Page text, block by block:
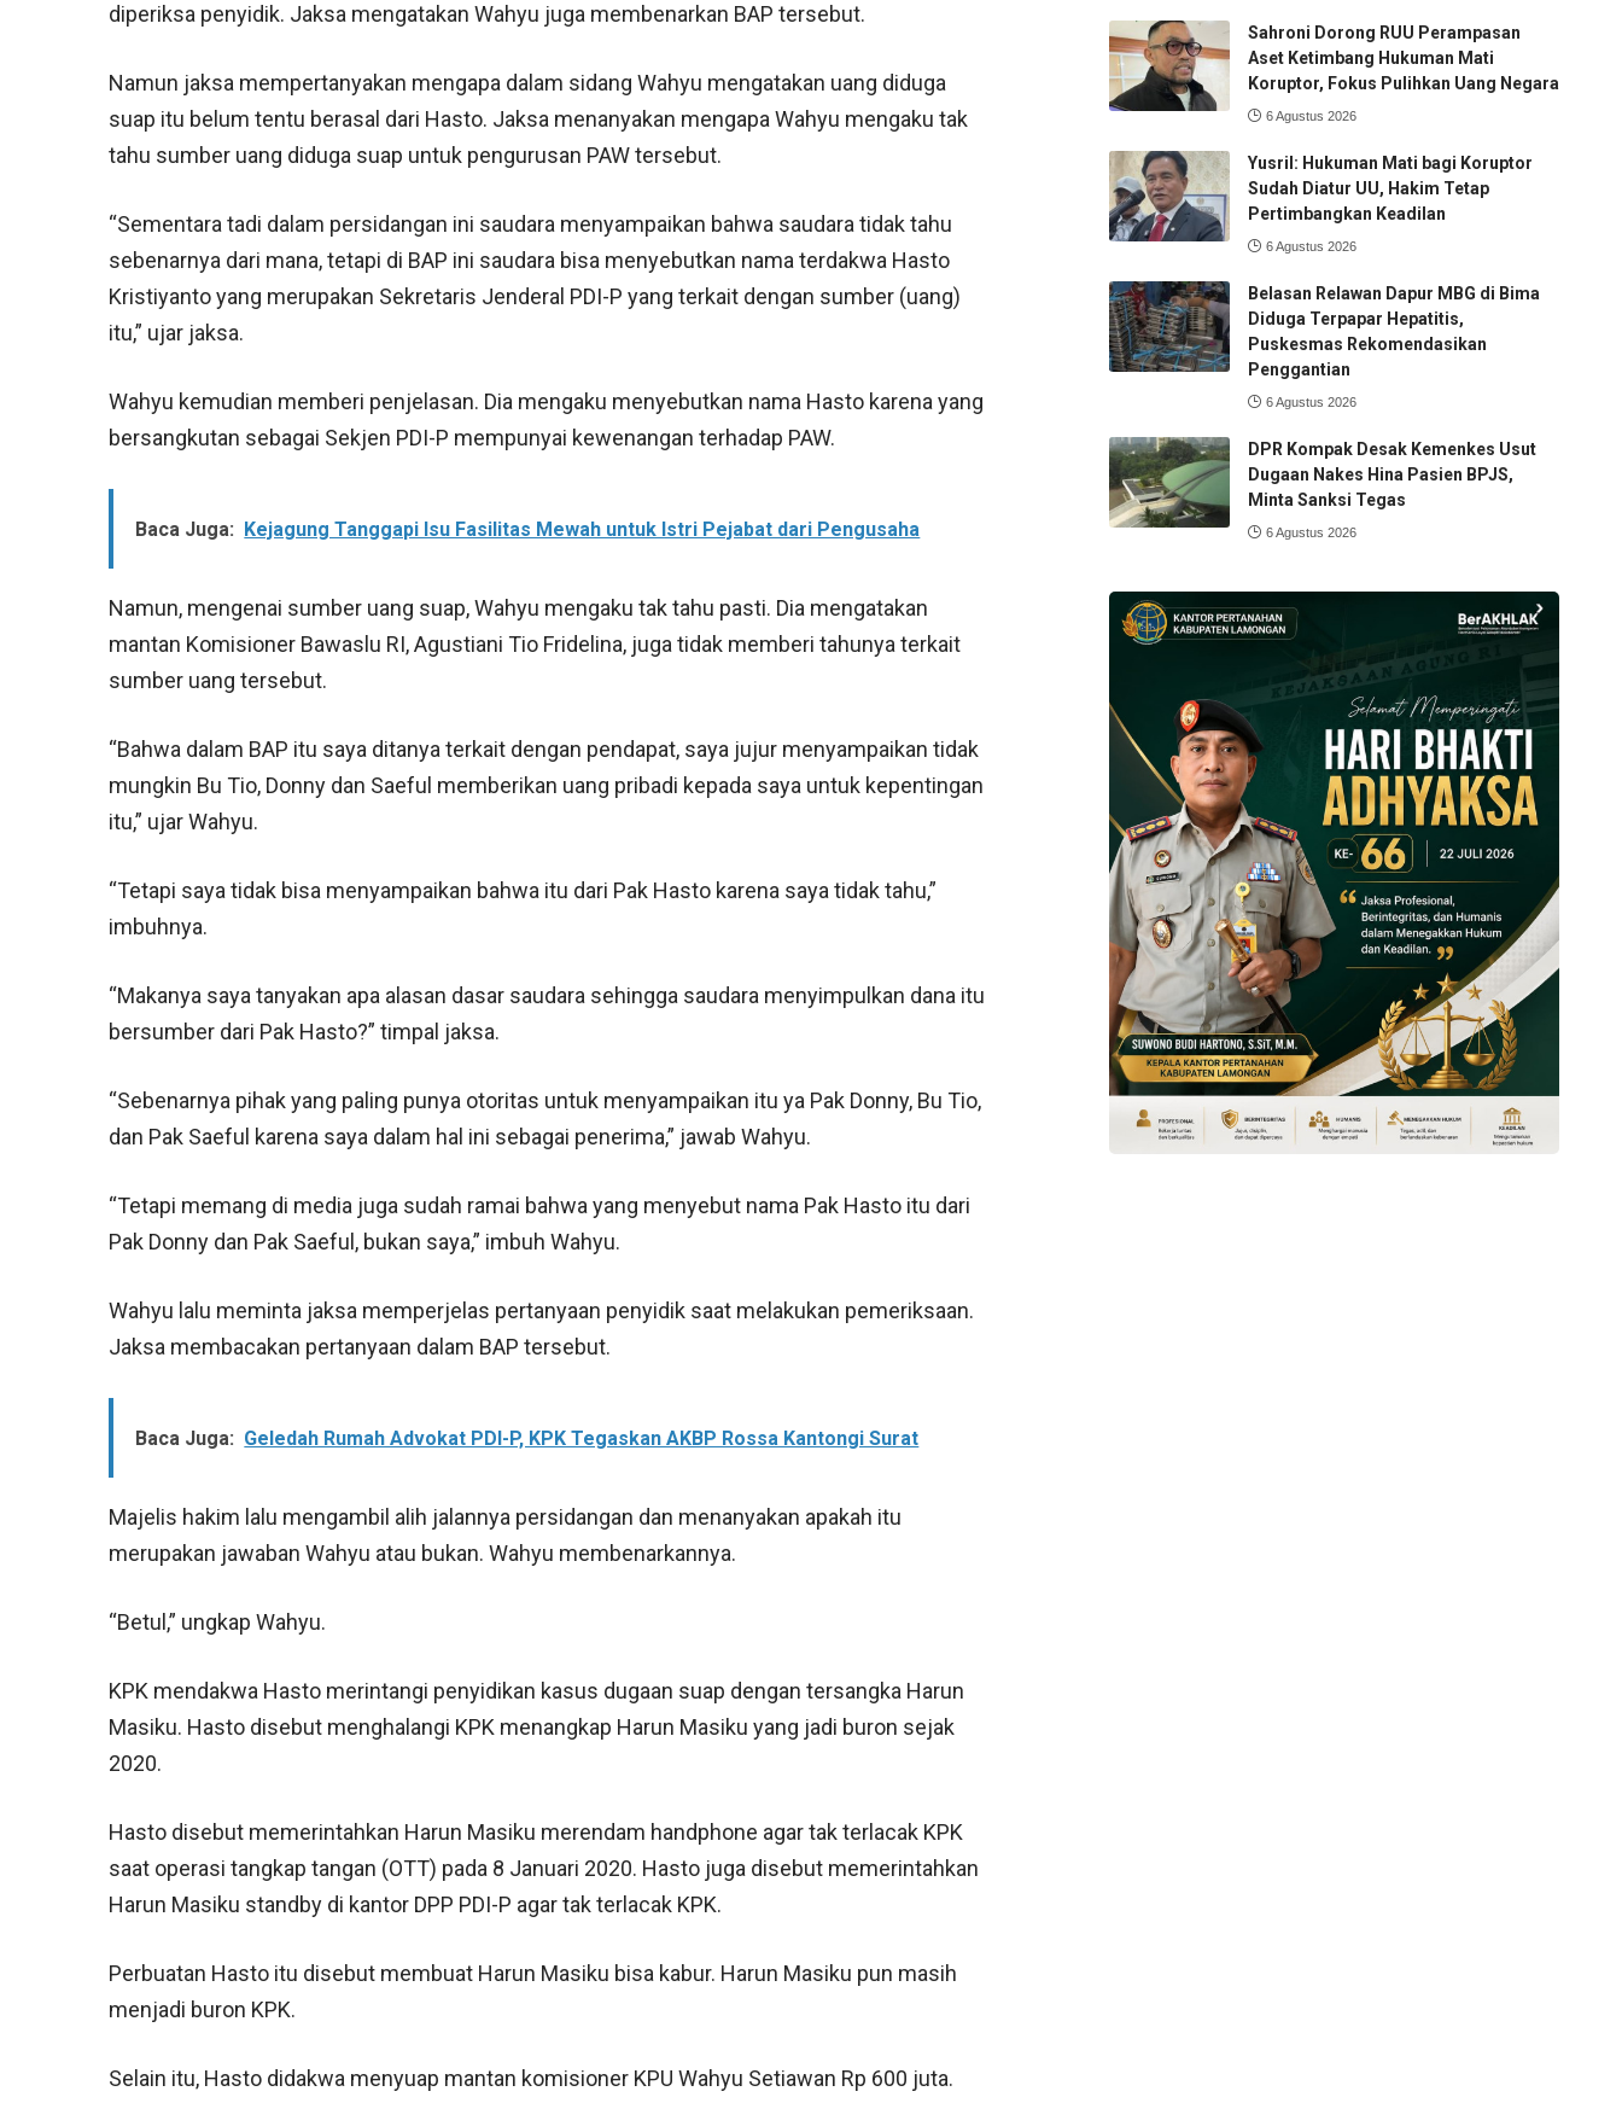
diperiksa penyidik. Jaksa mengatakan Wahyu juga membenarkan BAP tersebut.
Namun jaksa mempertanyakan mengapa dalam sidang Wahyu mengatakan uang diduga
suap itu belum tentu berasal dari Hasto. Jaksa menanyakan mengapa Wahyu mengaku tak
tahu sumber uang diduga suap untuk pengurusan PAW tersebut.
“Sementara tadi dalam persidangan ini saudara menyampaikan bahwa saudara tidak tahu
sebenarnya dari mana, tetapi di BAP ini saudara bisa menyebutkan nama terdakwa Hasto
Kristiyanto yang merupakan Sekretaris Jenderal PDI-P yang terkait dengan sumber (uang)
itu,” ujar jaksa.
Wahyu kemudian memberi penjelasan. Dia mengaku menyebutkan nama Hasto karena yang
bersangkutan sebagai Sekjen PDI-P mempunyai kewenangan terhadap PAW.
Baca Juga: Kejagung Tanggapi Isu Fasilitas Mewah untuk Istri Pejabat dari Pengusaha
Namun, mengenai sumber uang suap, Wahyu mengaku tak tahu pasti. Dia mengatakan
mantan Komisioner Bawaslu RI, Agustiani Tio Fridelina, juga tidak memberi tahunya terkait
sumber uang tersebut.
“Bahwa dalam BAP itu saya ditanya terkait dengan pendapat, saya jujur menyampaikan tidak
mungkin Bu Tio, Donny dan Saeful memberikan uang pribadi kepada saya untuk kepentingan
itu,” ujar Wahyu.
“Tetapi saya tidak bisa menyampaikan bahwa itu dari Pak Hasto karena saya tidak tahu,”
imbuhnya.
“Makanya saya tanyakan apa alasan dasar saudara sehingga saudara menyimpulkan dana itu
bersumber dari Pak Hasto?” timpal jaksa.
“Sebenarnya pihak yang paling punya otoritas untuk menyampaikan itu ya Pak Donny, Bu Tio,
dan Pak Saeful karena saya dalam hal ini sebagai penerima,” jawab Wahyu.
“Tetapi memang di media juga sudah ramai bahwa yang menyebut nama Pak Hasto itu dari
Pak Donny dan Pak Saeful, bukan saya,” imbuh Wahyu.
Wahyu lalu meminta jaksa memperjelas pertanyaan penyidik saat melakukan pemeriksaan.
Jaksa membacakan pertanyaan dalam BAP tersebut.
Baca Juga: Geledah Rumah Advokat PDI-P, KPK Tegaskan AKBP Rossa Kantongi Surat
Majelis hakim lalu mengambil alih jalannya persidangan dan menanyakan apakah itu
merupakan jawaban Wahyu atau bukan. Wahyu membenarkannya.
“Betul,” ungkap Wahyu.
KPK mendakwa Hasto merintangi penyidikan kasus dugaan suap dengan tersangka Harun
Masiku. Hasto disebut menghalangi KPK menangkap Harun Masiku yang jadi buron sejak
2020.
Hasto disebut memerintahkan Harun Masiku merendam handphone agar tak terlacak KPK
saat operasi tangkap tangan (OTT) pada 8 Januari 2020. Hasto juga disebut memerintahkan
Harun Masiku standby di kantor DPP PDI-P agar tak terlacak KPK.
Perbuatan Hasto itu disebut membuat Harun Masiku bisa kabur. Harun Masiku pun masih
menjadi buron KPK.
Selain itu, Hasto didakwa menyuap mantan komisioner KPU Wahyu Setiawan Rp 600 juta.
Sahroni Dorong RUU Perampasan
Aset Ketimbang Hukuman Mati
Koruptor, Fokus Pulihkan Uang Negara
6 Agustus 2026
Yusril: Hukuman Mati bagi Koruptor
Sudah Diatur UU, Hakim Tetap
Pertimbangkan Keadilan
6 Agustus 2026
Belasan Relawan Dapur MBG di Bima
Diduga Terpapar Hepatitis,
Puskesmas Rekomendasikan
Penggantian
6 Agustus 2026
DPR Kompak Desak Kemenkes Usut
Dugaan Nakes Hina Pasien BPJS,
Minta Sanksi Tegas
6 Agustus 2026